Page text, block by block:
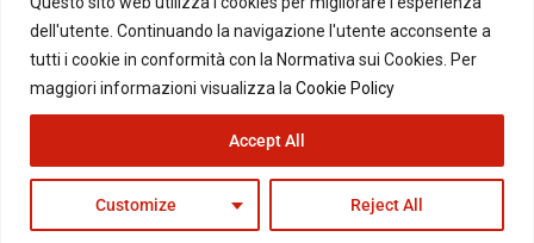
dell'utente. Continuando la navigazione l'utente acconsente a
tutti i cookie in conformità con la Normativa sui Cookies. Per
maggiori informazioni visualizza la Cookie Policy
Customize Reject All
Accept All
pubblicita@beppegrillo.it
© Copyright 2026 - Il Blog di Beppe Grillo. All Rights Reserved - Powered by
happygrafic.com